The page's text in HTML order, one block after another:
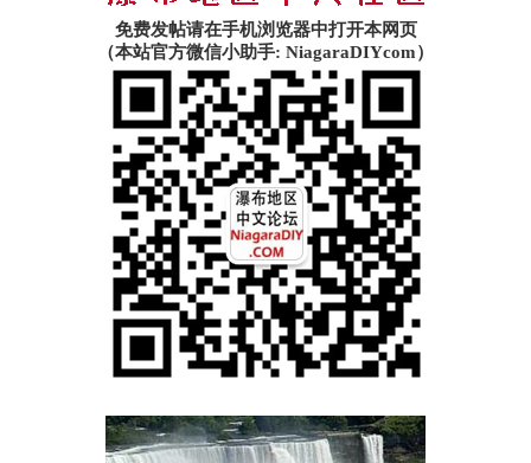
免费发帖请在手机浏览器中打开本网页
（本站官方微信小助手: NiagaraDIYcom）